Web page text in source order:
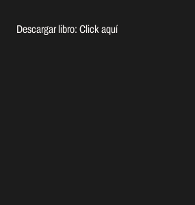
Descargar libro: Click aquí